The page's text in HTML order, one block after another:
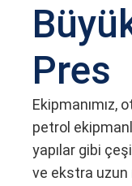
Pres
Ekipmanımız,
petrol
yapılar gibi
ve ekstra uzun